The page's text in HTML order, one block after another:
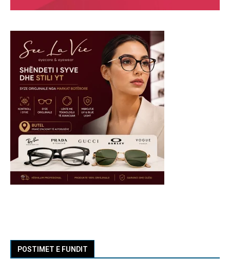
POSTIMET E FUNDIT